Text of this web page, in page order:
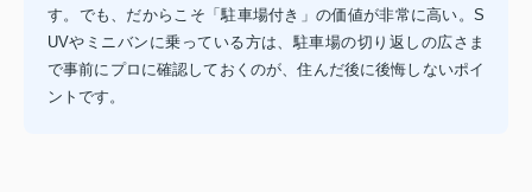
す。でも、だからこそ「駐車場付き」の価値が非常に高い。S
UVやミニバンに乗っている方は、駐車場の切り返しの広さま
で事前にプロに確認しておくのが、住んだ後に後悔しないポイ
ントです。